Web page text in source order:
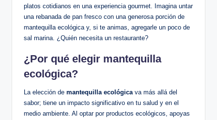
platos cotidianos en una experiencia gourmet. Imagina untar
una rebanada de pan fresco con una generosa porción de
mantequilla ecológica y, si te animas, agregarle un poco de
sal marina. ¿Quién necesita un restaurante?
¿Por qué elegir mantequilla
ecológica?
La elección de mantequilla ecológicava más allá del
sabor; tiene un impacto significativo en tu salud y en el
medio ambiente. Al optar por productos ecológicos, apoyas